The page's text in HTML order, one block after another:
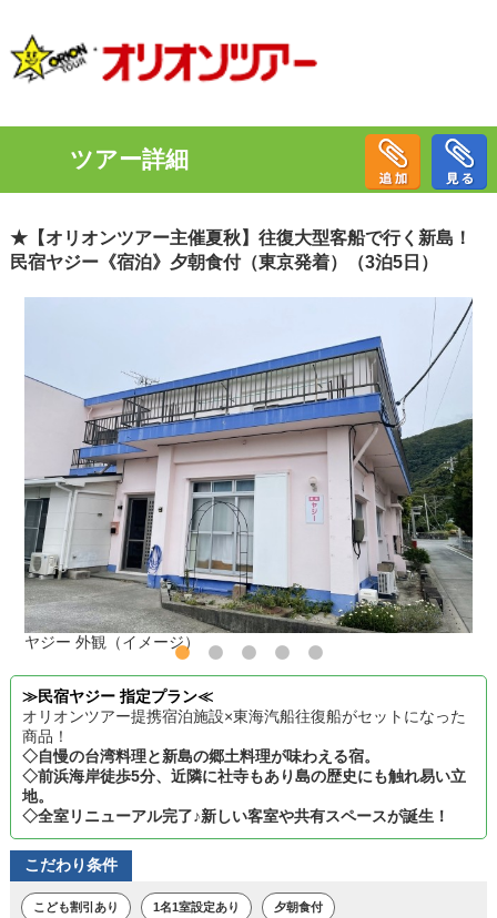
ツアー詳細
★【オリオンツアー主催夏秋】往復大型客船で行く新島！
民宿ヤジー《宿泊》夕朝食付（東京発着）（3泊5日）
ヤジー 外観（イメージ）
≫民宿ヤジー 指定プラン≪
オリオンツアー提携宿泊施設×東海汽船往復船がセットになった
商品！
◇自慢の台湾料理と新島の郷土料理が味わえる宿。
◇前浜海岸徒歩5分、近隣に社寺もあり島の歴史にも触れ易い立
地。
◇全室リニューアル完了♪新しい客室や共有スペースが誕生！
こだわり条件
こども割引あり 1名1室設定あり 夕朝食付